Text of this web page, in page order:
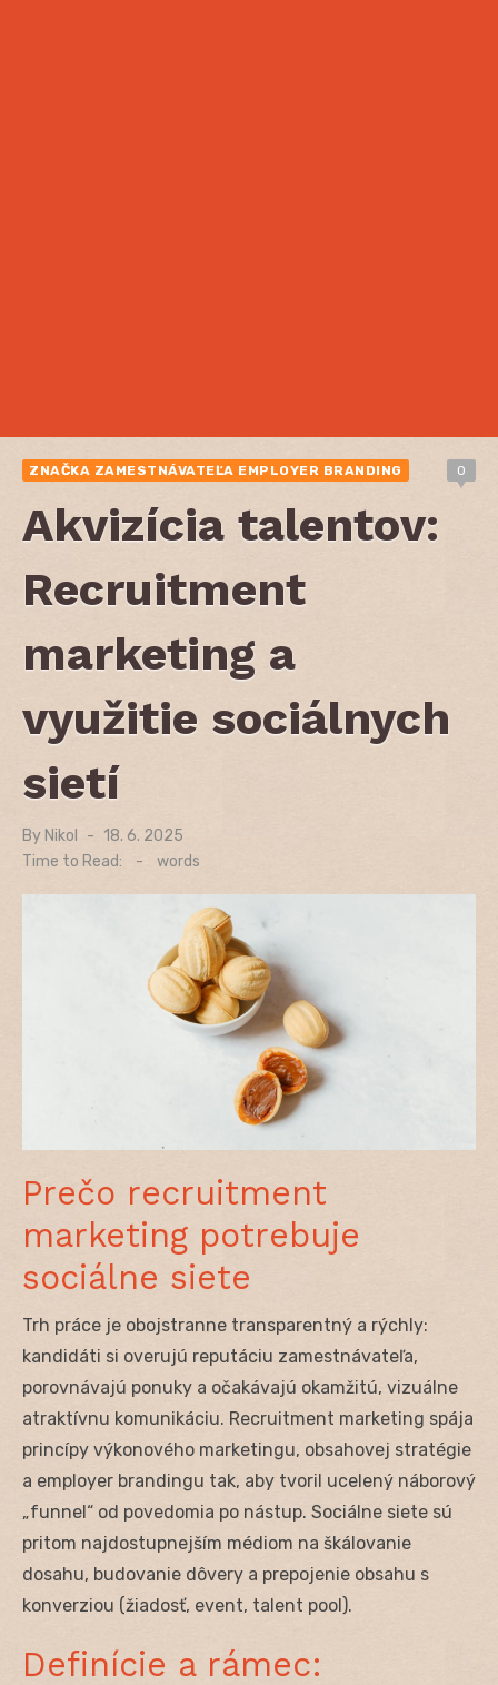
ZNAČKA ZAMESTNÁVATEĽA EMPLOYER BRANDING 0
Akvizícia talentov:
Recruitment
marketing a
využitie sociálnych
sietí
By Nikol
Posted
on
18. 6. 2025
Time to Read:
- words
Prečo recruitment
marketing potrebuje
sociálne siete
Trh práce je obojstranne transparentný a rýchly:
kandidáti si overujú reputáciu zamestnávateľa,
porovnávajú ponuky a očakávajú okamžitú, vizuálne
atraktívnu komunikáciu. Recruitment marketing spája
princípy výkonového marketingu, obsahovej stratégie
a employer brandingu tak, aby tvoril ucelený náborový
„funnel“ od povedomia po nástup. Sociálne siete sú
pritom najdostupnejším médiom na škálovanie
dosahu, budovanie dôvery a prepojenie obsahu s
konverziou (žiadosť, event, talent pool).
Definície a rámec: